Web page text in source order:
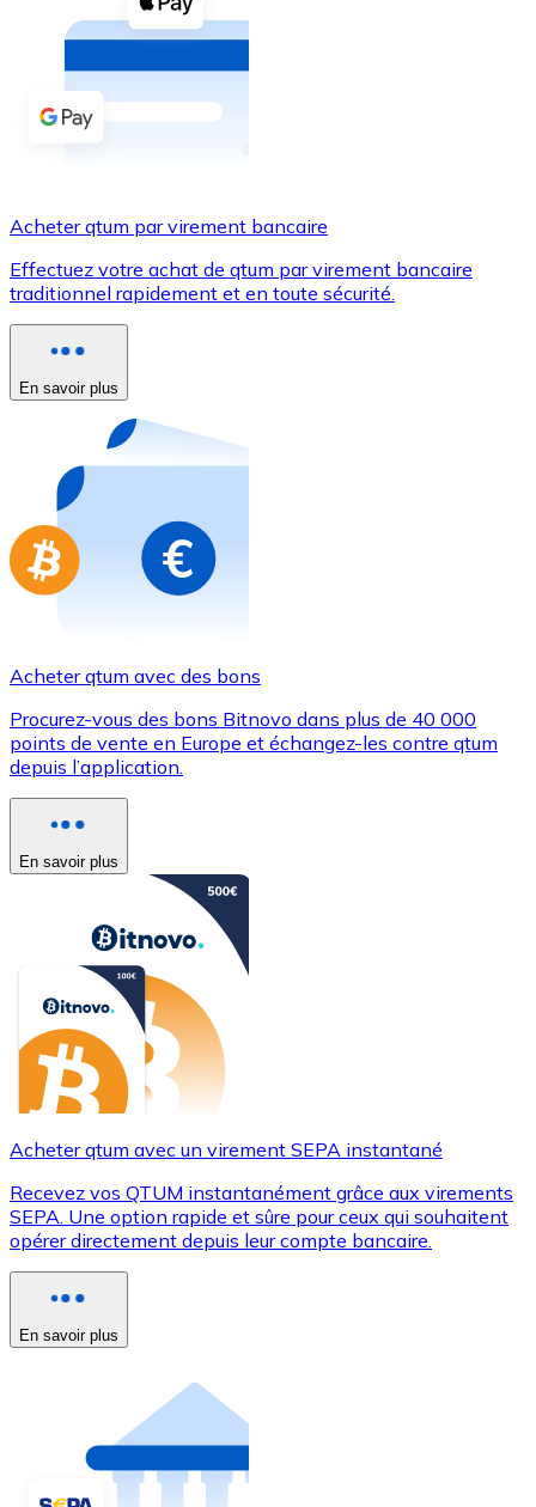
Achetez des cryptomonnaies en espèces et d'autres
Acheter avec espèces
Virement SEPA
Utilisez les cartes Visa et Mastercard pour acheter
Acheter avec carte
Nouveau
Achetez des cartes-cadeaux de vos marques
Aller à la boutique de cartes-cadeaux
Acheter qtum par virement bancaire
Effectuez votre achat de qtum par virement bancaire
traditionnel rapidement et en toute sécurité.
En savoir plus
Acheter qtum avec des bons
Procurez-vous des bons Bitnovo dans plus de 40 000
points de vente en Europe et échangez-les contre qtum
depuis l’application.
En savoir plus
Acheter qtum avec un virement SEPA instantané
Recevez vos QTUM instantanément grâce aux virements
SEPA. Une option rapide et sûre pour ceux qui souhaitent
opérer directement depuis leur compte bancaire.
En savoir plus